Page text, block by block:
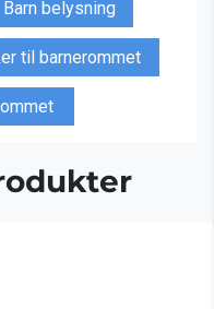
Barn belysning
til barnerommet